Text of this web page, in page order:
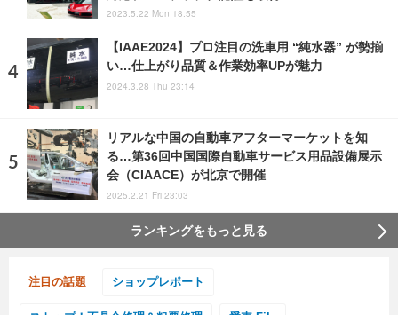
2023.5.22 Mon 18:55
【IAAE2024】プロ注目の洗車用 “純水器” が勢揃
い…仕上がり品質＆作業効率UPが魅力
2024.3.28 Thu 23:14
リアルな中国の自動車アフターマーケットを知
る…第36回中国国際自動車サービス用品設備展示
会（CIAACE）が北京で開催
2025.2.21 Fri 23:03
ランキングをもっと見る
注目の話題 ショップレポート